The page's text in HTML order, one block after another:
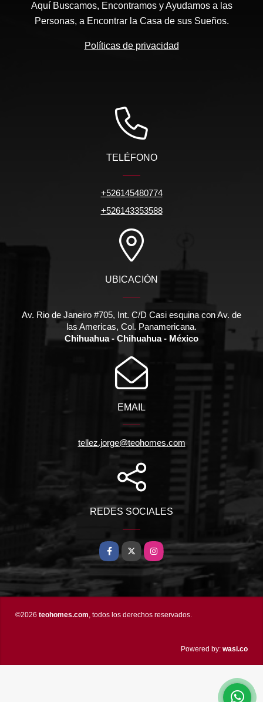
Aquí Buscamos, Encontramos y Ayudamos a las
Personas, a Encontrar la Casa de sus Sueños.
Políticas de privacidad
TELÉFONO
+526145480774
+526143353588
UBICACIÓN
Av. Rio de Janeiro #705, Int. C/D Casi esquina con Av. de
las Americas, Col. Panamericana.
Chihuahua - Chihuahua - México
EMAIL
tellez.jorge@teohomes.com
REDES SOCIALES
Facebook
X Instagram
©2026 teohomes.com, todos los derechos reservados.
Powered by: wasi.co